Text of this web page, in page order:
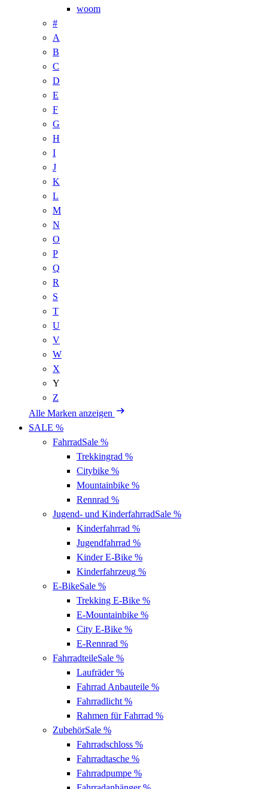
woom
#
A
B
C
D
E
F
G
H
I
J
K
L
M
N
O
P
Q
R
S
T
U
V
W
X
Y
Z
Alle Marken anzeigen
SALE %
FahrradSale %
Trekkingrad %
Citybike %
Mountainbike %
Rennrad %
Jugend- und KinderfahrradSale %
Kinderfahrrad %
Jugendfahrrad %
Kinder E-Bike %
Kinderfahrzeug %
E-BikeSale %
Trekking E-Bike %
E-Mountainbike %
City E-Bike %
E-Rennrad %
FahrradteileSale %
Laufräder%
Fahrrad Anbauteile %
Fahrradlicht %
Rahmen für Fahrrad %
ZubehörSale %
Fahrradschloss %
Fahrradtasche %
Fahrradpumpe %